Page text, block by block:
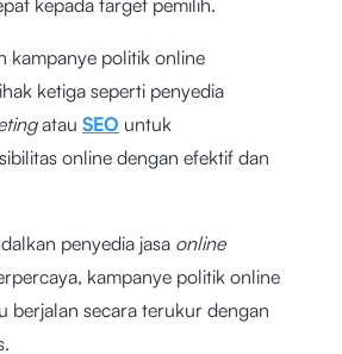
kepada target pemilih.
kampanye politik online
ketiga seperti penyedia
atau SEO untuk
online dengan efektif dan
penyedia jasa online
kampanye politik online
berjalan secara terukur dengan